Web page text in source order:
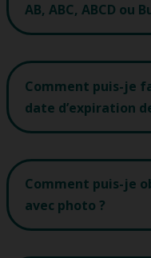
AB, ABC, ABCD ou
Comment puis-je
date d’expiration
Comment puis-je
avec photo ?